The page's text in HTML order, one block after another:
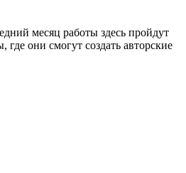
месяц работы здесь пройдут
они смогут создать авторские